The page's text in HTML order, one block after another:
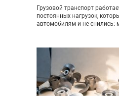
Грузовой транспорт
постоянных нагрузок,
автомобилям и не снились: